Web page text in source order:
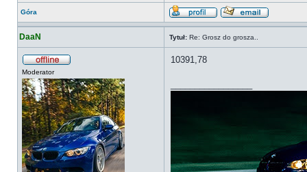
Góra
DaaN Tytuł: Re: Grosz do grosza..
Moderator
10391,78